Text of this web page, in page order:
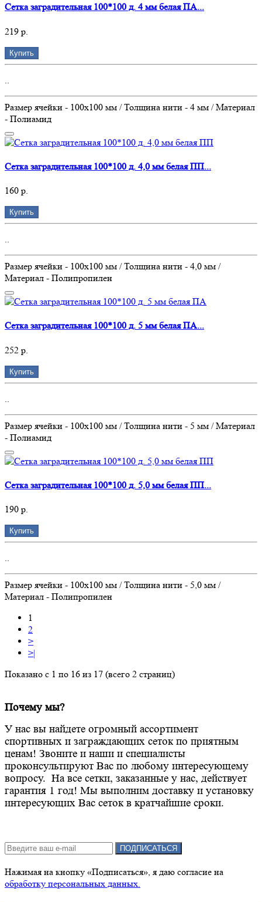
Сетка заградительная 100*100 д. 4 мм белая ПА...
219 р.
Купить
Размер ячейки - 100х100 мм / Толщина нити - 4 мм / Материал
- Полиамид
Сетка заградительная 100*100 д. 4,0 мм белая ПП...
160 р.
Купить
..
Размер ячейки - 100х100 мм / Толщина нити - 4,0 мм /
Материал - Полипропилен
Сетка заградительная 100*100 д. 5 мм белая ПА...
252 р.
Купить
Размер ячейки - 100х100 мм / Толщина нити - 5 мм / Материал
- Полиамид
Сетка заградительная 100*100 д. 5,0 мм белая ПП...
190 р.
Купить
..
Размер ячейки - 100х100 мм / Толщина нити - 5,0 мм /
Материал - Полипропилен
1
2
>
>|
Показано с 1 по 16 из 17 (всего 2 страниц)
Почему мы?
У нас вы найдете огромный ассортимент
спортивных и заграждающих сеток по приятным
ценам! Звоните и наши и специалисты
проконсультируют Вас по любому интересующему
вопросу. На все сетки, заказанные у нас, действует
гарантия 1 год! Мы выполним доставку и установку
интересующих Вас сеток в кратчайшие сроки.
ПОДПИСАТЬСЯ
Нажимая на кнопку «Подписаться», я даю cогласие на
обработку персональных данных.